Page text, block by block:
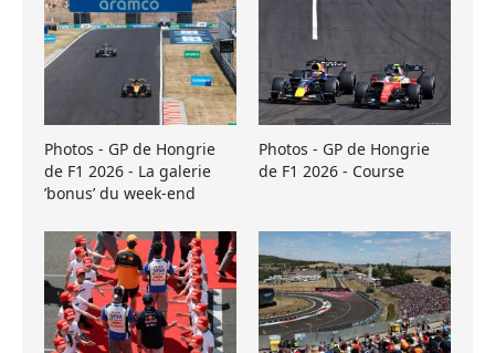
Photos - GP de Hongrie
de F1 2026 - La galerie
’bonus’ du week-end
Photos - GP de Hongrie
de F1 2026 - Course